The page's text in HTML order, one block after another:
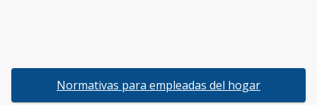
Normativas para empleadas del hogar